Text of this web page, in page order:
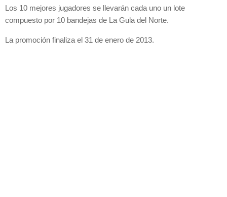
Los 10 mejores jugadores se llevarán cada uno un lote
compuesto por 10 bandejas de La Gula del Norte.
La promoción finaliza el 31 de enero de 2013.